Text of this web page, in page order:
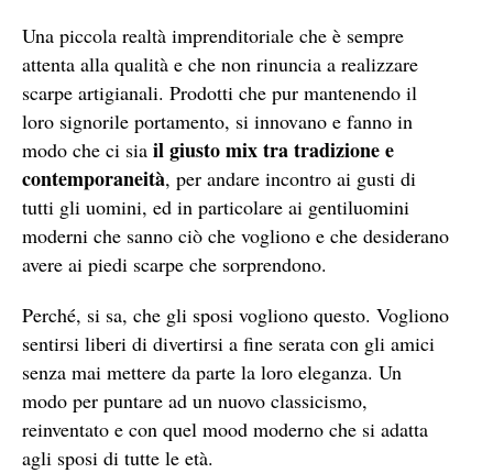
Una piccola realtà imprenditoriale che è sempre
attenta alla qualità e che non rinuncia a realizzare
scarpe artigianali. Prodotti che pur mantenendo il
loro signorile portamento, si innovano e fanno in
modo che ci sia il giusto mix tra tradizione e
contemporaneità, per andare incontro ai gusti di
tutti gli uomini, ed in particolare ai gentiluomini
moderni che sanno ciò che vogliono e che desiderano
avere ai piedi scarpe che sorprendono.
Perché, si sa, che gli sposi vogliono questo. Vogliono
sentirsi liberi di divertirsi a fine serata con gli amici
senza mai mettere da parte la loro eleganza. Un
modo per puntare ad un nuovo classicismo,
reinventato e con quel mood moderno che si adatta
agli sposi di tutte le età.